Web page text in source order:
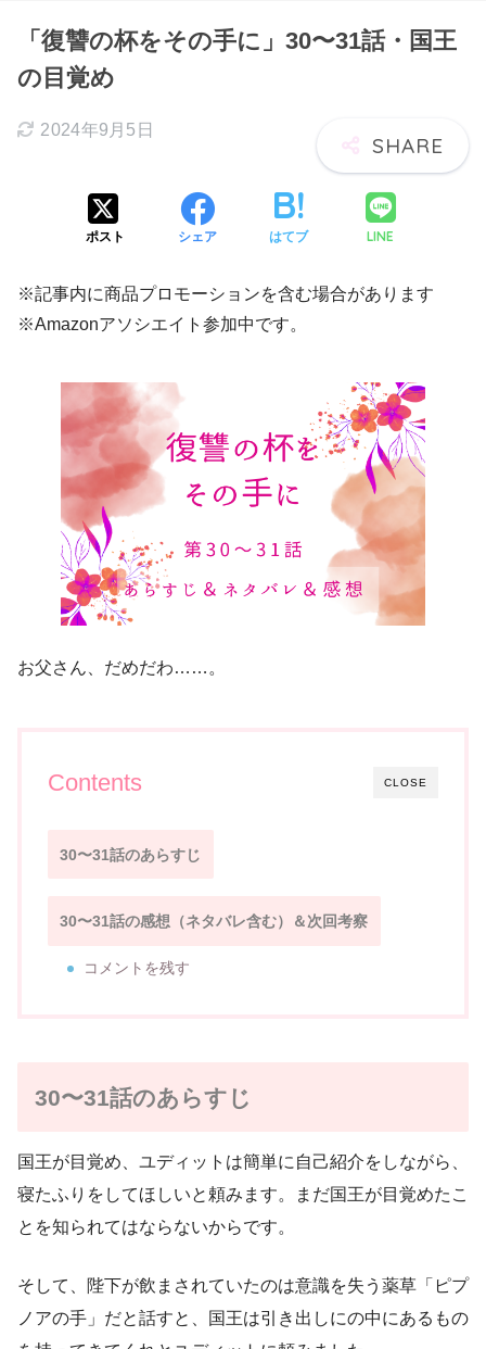
「復讐の杯をその手に」30〜31話・国王
の目覚め
2024年9月5日
ポスト シェア はてブ LINE
※記事内に商品プロモーションを含む場合があります
※Amazonアソシエイト参加中です。
お父さん、だめだわ……。
CLOSE
Contents
30〜31話のあらすじ
30〜31話の感想（ネタバレ含む）＆次回考察
コメントを残す
30〜31話のあらすじ
国王が目覚め、ユディットは簡単に自己紹介をしながら、
寝たふりをしてほしいと頼みます。まだ国王が目覚めたこ
とを知られてはならないからです。
そして、陛下が飲まされていたのは意識を失う薬草「ピプ
ノアの手」だと話すと、国王は引き出しにの中にあるもの